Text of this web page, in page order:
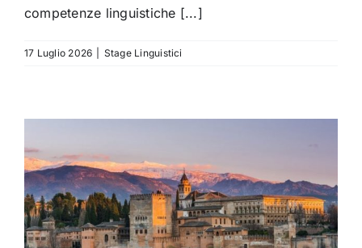
competenze linguistiche [...]
17 Luglio 2026 Stage Linguistici